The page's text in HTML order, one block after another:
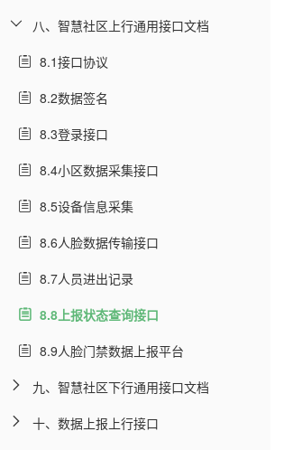
八、智慧社区上行通用接口文档
8.1接口协议
8.2数据签名
8.3登录接口
8.4小区数据采集接口
8.5设备信息采集
8.6人脸数据传输接口
8.7人员进出记录
8.8上报状态查询接口
8.9人脸门禁数据上报平台
九、智慧社区下行通用接口文档
十、数据上报上行接口